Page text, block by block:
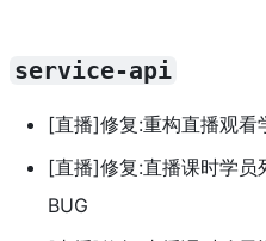
service-api
[直播]修复:重构直播观看
[直播]修复:直播课时学员
BUG